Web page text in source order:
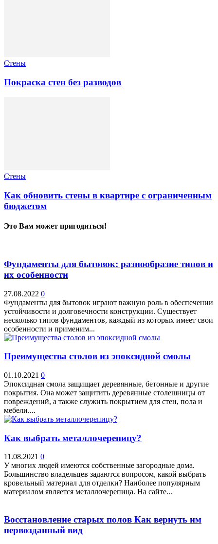
Стены
Покраска стен без разводов
Стены
Как обновить стены в квартире с ограниченным
бюджетом
Это Вам может пригодиться!
Фундаменты для бытовок: разнообразие типов и
их особенности
27.08.2022 0
Фундаменты для бытовок играют важную роль в обеспечении
устойчивости и долговечности конструкции. Существует
несколько типов фундаментов, каждый из которых имеет свои
особенности и применим...
Преимущества столов из эпоксидной смолы
01.10.2021 0
Эпоксидная смола защищает деревянные, бетонные и другие
покрытия. Она может защитить деревянные столешницы от
повреждений, а также служить покрытием для стен, пола и
мебели....
Как выбрать металлочерепицу?
11.08.2021 0
У многих людей имеются собственные загородные дома.
Большинство владельцев задаются вопросом, какой выбрать
кровельный материал для отделки? Наиболее популярным
материалом является металлочерепица. На сайте...
Восстановление старых полов Как вернуть им
первозданный вид